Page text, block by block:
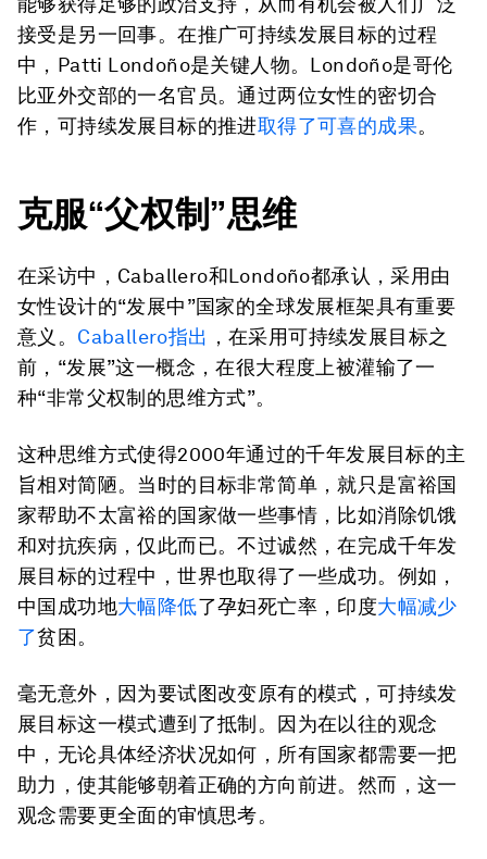
接受是另一回事。在推广可持续发展目标的过程
中，Patti Londoño是关键人物。Londoño是哥伦
比亚外交部的一名官员。通过两位女性的密切合
作，可持续发展目标的推进取得了可喜的成果。
克服“父权制”思维
在采访中，Caballero和Londoño都承认，采用由
女性设计的“发展中”国家的全球发展框架具有重要
意义。 Caballero指出 ，在采用可持续发展目标之
前，“发展”这一概念，在很大程度上被灌输了一
种“非常父权制的思维方式”。
这种思维方式使得2000年通过的千年发展目标的主
旨相对简陋。当时的目标非常简单，就只是富裕国
家帮助不太富裕的国家做一些事情，比如消除饥饿
和对抗疾病，仅此而已。不过诚然，在完成千年发
展目标的过程中，世界也取得了一些成功。例如，
中国成功地大幅降低了孕妇死亡率，印度大幅减少
了贫困。
毫无意外，因为要试图改变原有的模式，可持续发
展目标这一模式遭到了抵制。因为在以往的观念
中，无论具体经济状况如何，所有国家都需要一把
助力，使其能够朝着正确的方向前进。然而，这一
观念需要更全面的审慎思考。